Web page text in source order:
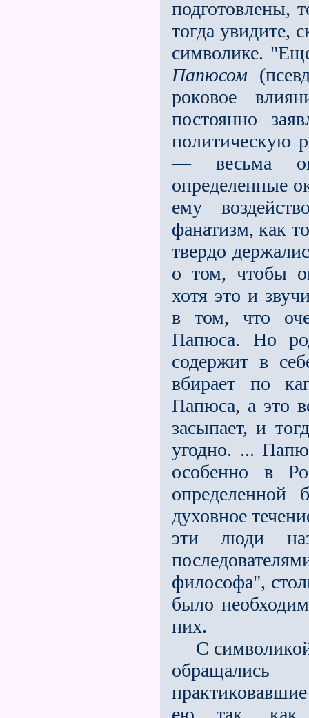
подготовлены,
тогда увидите,
символике.
Папюсом
роковое
постоянно
политическую
— весьма
определенные
ему
фанатизм, как
твердо
о том, чтобы
хотя это и
в том, что
Папюса. Но
содержит в
вбирает по
Папюса, а это
засыпает, и
угодно. ...
особенно в
определенной
духовное
эти люди
философа",
было
них.
С
обращались